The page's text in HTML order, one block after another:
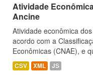
Atividade
Ancine
Atividade econômica
acordo com a
Econômicas (CNAE), e
CSV XML JS